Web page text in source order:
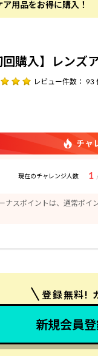
用品をお得に購入！
回購入】レンズ
レビュー件数： 93
チャ
現在のチャレンジ人数 1
ナスポイントは、通常ポイ
登録無料!
新規会員